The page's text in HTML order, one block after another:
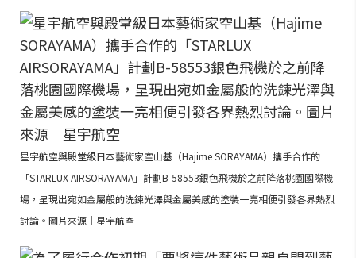
星宇航空與殿堂級日本藝術家空山基（Hajime SORAYAMA）攜手合作的
「STARLUX AIRSORAYAMA」計劃B-58553銀色飛機於之前降落桃園國際機
場，呈現出宛如金屬般的洗鍊光澤與金屬美感的塗裝一亮相便引發各界熱烈
討論。圖片來源｜星宇航空